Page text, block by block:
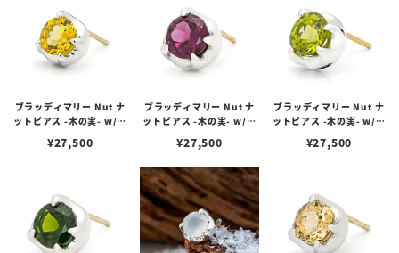
ブラッディマリー Nut ナ
ットピアス -木の実- w/イ
¥27,500
ブラッディマリー Nut ナ
ットピアス -木の実- w/ロ
¥27,500
ブラッディマリー Nut ナ
ットピアス -木の実- w/ペ
¥27,500